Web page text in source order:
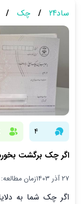
ساد24 / چک /
4
اگر چک برگشت
۲۷ آذر ۱۴۰۳ زمان مطالعه: 12 دقیقه
اگر چک شما به